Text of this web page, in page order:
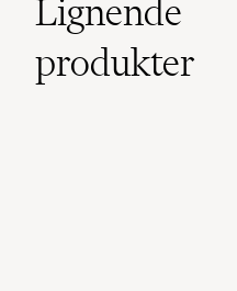
Lignende
produkter